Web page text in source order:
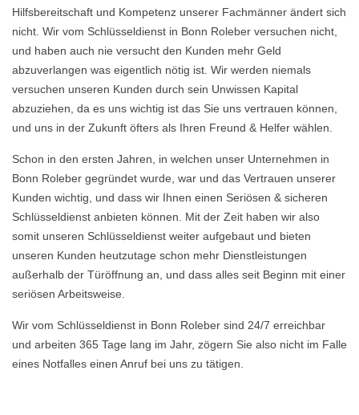
Hilfsbereitschaft und Kompetenz unserer Fachmänner ändert sich
nicht. Wir vom Schlüsseldienst in Bonn Roleber versuchen nicht,
und haben auch nie versucht den Kunden mehr Geld
abzuverlangen was eigentlich nötig ist. Wir werden niemals
versuchen unseren Kunden durch sein Unwissen Kapital
abzuziehen, da es uns wichtig ist das Sie uns vertrauen können,
und uns in der Zukunft öfters als Ihren Freund & Helfer wählen.
Schon in den ersten Jahren, in welchen unser Unternehmen in
Bonn Roleber gegründet wurde, war und das Vertrauen unserer
Kunden wichtig, und dass wir Ihnen einen Seriösen & sicheren
Schlüsseldienst anbieten können. Mit der Zeit haben wir also
somit unseren Schlüsseldienst weiter aufgebaut und bieten
unseren Kunden heutzutage schon mehr Dienstleistungen
außerhalb der Türöffnung an, und dass alles seit Beginn mit einer
seriösen Arbeitsweise.
Wir vom Schlüsseldienst in Bonn Roleber sind 24/7 erreichbar
und arbeiten 365 Tage lang im Jahr, zögern Sie also nicht im Falle
eines Notfalles einen Anruf bei uns zu tätigen.